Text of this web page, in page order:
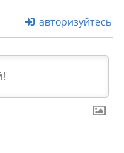
авторизуйтесь